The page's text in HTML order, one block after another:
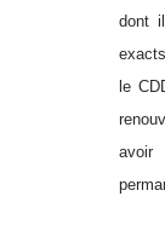
dont
le